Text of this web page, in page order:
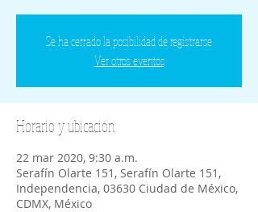
Se ha cerrado la posibilidad de registrarse
Ver otros eventos
Horario y ubicación
22 mar 2020, 9:30 a.m.
Serafín Olarte 151, Serafín Olarte 151,
Independencia, 03630 Ciudad de México,
CDMX, México